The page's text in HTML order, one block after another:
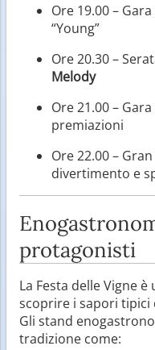
Ore 19.00 –
“Young”
Ore 20.30 –
Melody
Ore 21.00 –
premiazioni
Ore 22.00 –
divertimento e
protagonisti
La Festa delle Vigne
scoprire i sapori tipici
Gli stand
tradizione come: